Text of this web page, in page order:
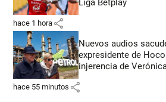
Liga Betplay
hace 1 hora share
Nuevos audios
expresidente de
injerencia de
hace 55 minutos share